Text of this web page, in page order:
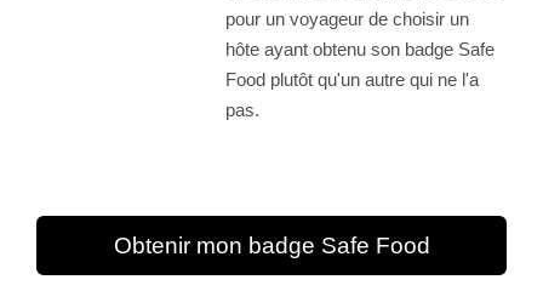
pour un voyageur de choisir un
hôte ayant obtenu son badge Safe
Food plutôt qu'un autre qui ne l'a
pas.
Obtenir mon badge Safe Food